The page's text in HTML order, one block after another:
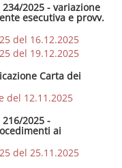
2025 - variazione
esecutiva e provv.
del 16.12.2025
del 19.12.2025
Carta dei
del 12.11.2025
2025 -
ai
del 25.11.2025